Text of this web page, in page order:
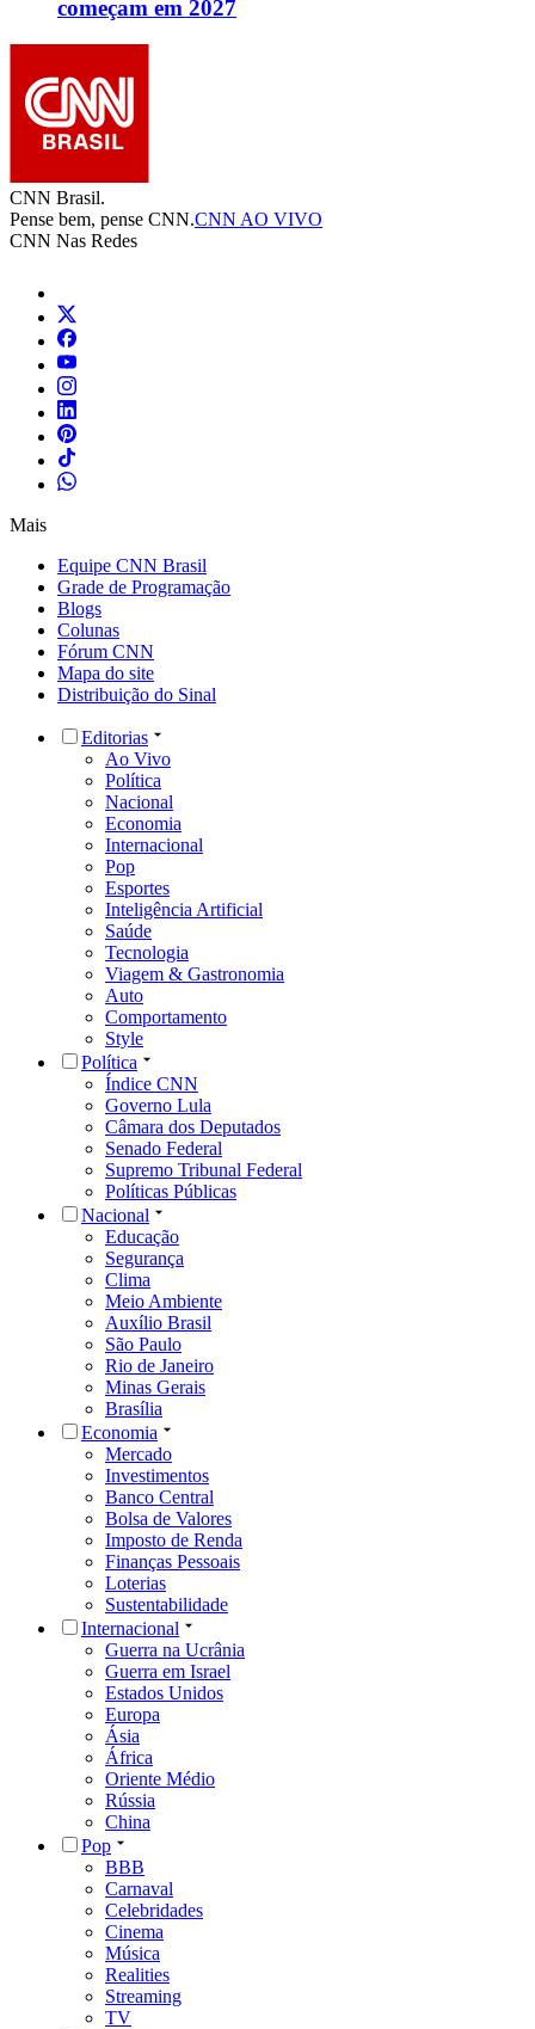
começam em 2027
CNN Brasil.
Pense bem, pense CNN.CNN AO VIVO
CNN Nas Redes
Mais
Equipe CNN Brasil
Grade de Programação
Blogs
Colunas
Fórum CNN
Mapa do site
Distribuição do Sinal
Editorias
Ao Vivo
Política
Nacional
Economia
Internacional
Pop
Esportes
Inteligência Artificial
Saúde
Tecnologia
Viagem & Gastronomia
Auto
Comportamento
Style
Política
Índice CNN
Governo Lula
Câmara dos Deputados
Senado Federal
Supremo Tribunal Federal
Políticas Públicas
Nacional
Educação
Segurança
Clima
Meio Ambiente
Auxílio Brasil
São Paulo
Rio de Janeiro
Minas Gerais
Brasília
Economia
Mercado
Investimentos
Banco Central
Bolsa de Valores
Imposto de Renda
Finanças Pessoais
Loterias
Sustentabilidade
Internacional
Guerra na Ucrânia
Guerra em Israel
Estados Unidos
Europa
Ásia
África
Oriente Médio
Rússia
China
Pop
BBB
Carnaval
Celebridades
Cinema
Música
Realities
Streaming
TV